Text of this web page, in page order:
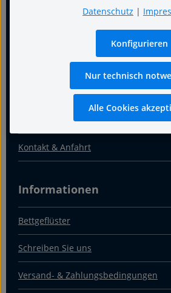
Für guten Schlaf
Warum Fachgeschäft
Kontakt & Anfahrt
Informationen
Bettgeflüster
Schreiben Sie uns
Versand- & Zahlungsbedingungen
Datenschutz |
Nur technisch
Konfigurieren
Alle Cookies